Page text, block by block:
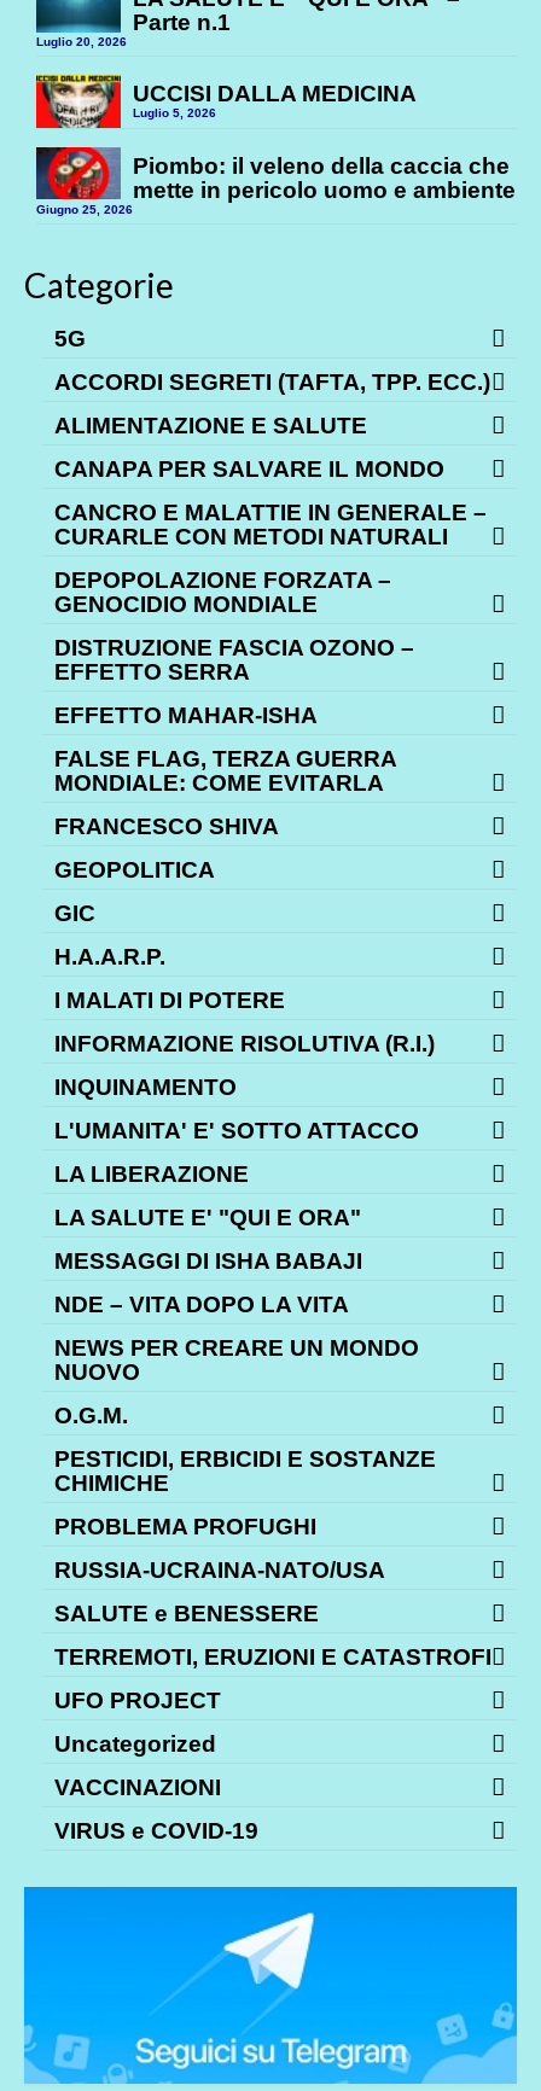
Parte n.1
Luglio 20, 2026
UCCISI DALLA MEDICINA
Luglio 5, 2026
Piombo: il veleno della caccia che
mette in pericolo uomo e ambiente
Giugno 25, 2026
Categorie
5G
ACCORDI SEGRETI (TAFTA, TPP. ECC.)
ALIMENTAZIONE E SALUTE
CANAPA PER SALVARE IL MONDO
CANCRO E MALATTIE IN GENERALE –
CURARLE CON METODI NATURALI
DEPOPOLAZIONE FORZATA –
GENOCIDIO MONDIALE
DISTRUZIONE FASCIA OZONO –
EFFETTO SERRA
EFFETTO MAHAR-ISHA
FALSE FLAG, TERZA GUERRA
MONDIALE: COME EVITARLA
FRANCESCO SHIVA
GEOPOLITICA
GIC
H.A.A.R.P.
I MALATI DI POTERE
INFORMAZIONE RISOLUTIVA (R.I.)
INQUINAMENTO
L'UMANITA' E' SOTTO ATTACCO
LA LIBERAZIONE
LA SALUTE E' "QUI E ORA"
MESSAGGI DI ISHA BABAJI
NDE – VITA DOPO LA VITA
NEWS PER CREARE UN MONDO
NUOVO
O.G.M.
PESTICIDI, ERBICIDI E SOSTANZE
CHIMICHE
PROBLEMA PROFUGHI
RUSSIA-UCRAINA-NATO/USA
SALUTE e BENESSERE
TERREMOTI, ERUZIONI E CATASTROFI
UFO PROJECT
Uncategorized
VACCINAZIONI
VIRUS e COVID-19